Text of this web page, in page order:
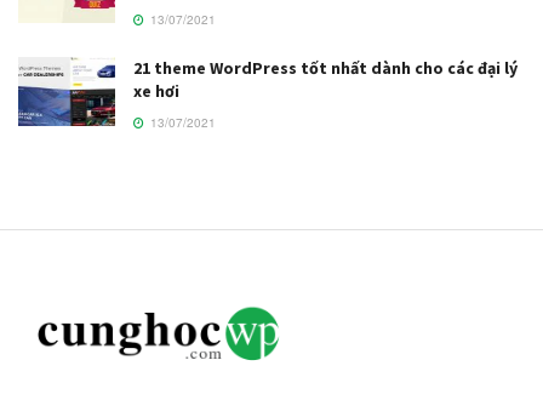
13/07/2021
21 theme WordPress tốt nhất dành cho các đại lý
xe hơi
13/07/2021